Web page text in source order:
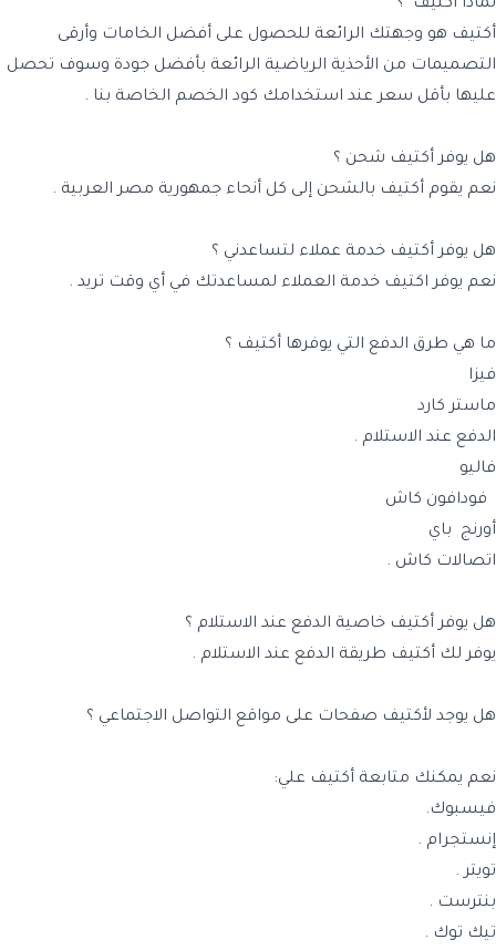
لماذا أكتيف ؟
أكتيف هو وجهتك الرائعة للحصول على أفضل الخامات وأرقى
التصميمات من الأحذية الرياضية الرائعة بأفضل جودة وسوف تحصل
عليها بأقل سعر عند استخدامك كود الخصم الخاصة بنا .
هل يوفر أكتيف شحن ؟
نعم يقوم أكتيف بالشحن إلى كل أنحاء جمهورية مصر العربية .
هل يوفر أكتيف خدمة عملاء لتساعدني ؟
نعم يوفر اكتيف خدمة العملاء لمساعدتك في أي وقت تريد .
ما هي طرق الدفع التي يوفرها أكتيف ؟
فيزا
ماستر كارد
الدفع عند الاستلام .
فاليو
فودافون كاش
أورنج باي
اتصالات كاش .
هل يوفر أكتيف خاصية الدفع عند الاستلام ؟
يوفر لك أكتيف طريقة الدفع عند الاستلام .
هل يوجد لأكتيف صفحات على مواقع التواصل الاجتماعي ؟
نعم يمكنك متابعة أكتيف علي:
فيسبوك.
إنستجرام .
تويتر .
بنترست .
تيك توك .